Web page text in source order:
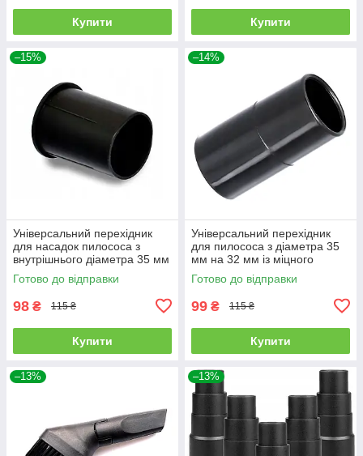
Купити Купити
–15%
Універсальний перехідник
для насадок пилососа з
внутрішнього діаметра 35 мм
на трубу 32 мм
Готово до відправки
98 ₴ 115 ₴
Купити
–14%
Універсальний перехідник
для пилососа з діаметра 35
мм на 32 мм із міцного
пластику
Готово до відправки
99 ₴ 115 ₴
Купити
–13% –13%